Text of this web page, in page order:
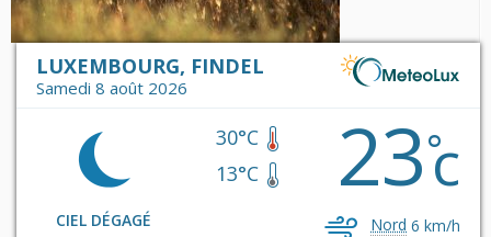
LUXEMBOURG, FINDEL
Samedi 8 août 2026
CIEL DÉGAGÉ
30°C
13°C
23°c
Nord 6 km/h